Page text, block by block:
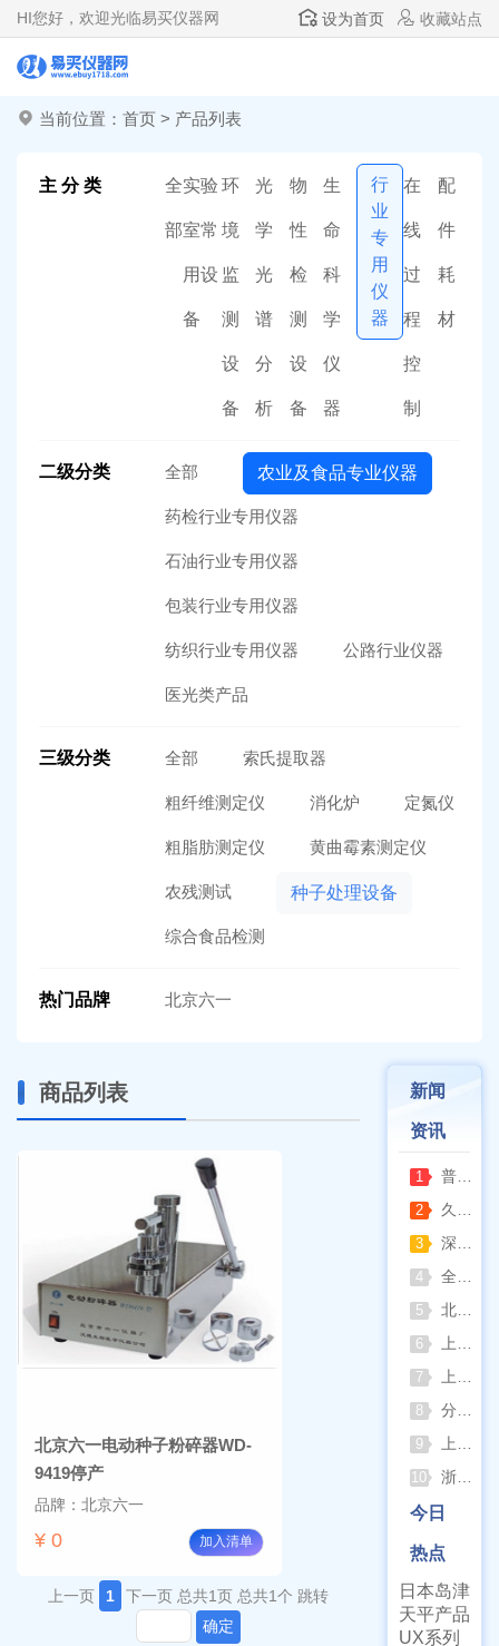
HI您好，欢迎光临易买仪器网 设为首页 收藏站点
当前位置： 首页 > 产品列表
主 分 类 全
部
实验
室常
用设
备
环
境
监
测
设
备
光
学
光
谱
分
析
物
性
检
测
设
备
生
命
科
学
仪
器
行
业
专
用
仪
器
在
线
过
程
控
制
配
件
耗
材
二级分类 全部 农业及食品专业仪器
药检行业专用仪器
石油行业专用仪器
包装行业专用仪器
纺织行业专用仪器 公路行业仪器
医光类产品
三级分类 全部 索氏提取器
粗纤维测定仪 消化炉 定氮仪
粗脂肪测定仪 黄曲霉素测定仪
农残测试 种子处理设备
综合食品检测
热门品牌 北京六一
商品列表
北京六一电动种子粉碎器WD-
9419停产
品牌：北京六一
¥ 0 加入清单
上一页 1 下一页 总共1页 总共1个 跳转
确定
新闻
资讯
1 普通烘箱和耐腐蚀烘箱区分
2 久兴医疗高压蒸汽灭菌器：制药科研灭菌的可靠之选
3 深那静音超声波清洗仪：科研洁净新标准，安静高效更安心
4 全自动凯氏定氮仪测定焦炭中氮 上海纤检助力焦化行业精准检测
5 北京六一电泳仪完整选型指南（分电泳槽 + 电源两大模块，按实验场景直接匹配）
6 上海仪电吸光光度法和荧光分析法的异同
7 上海佑科GC-7860系列网络化气相色谱仪
8 分清生物安全柜与洁净工作台 苏州安泰科普两类设备差异
9 上海申安灭菌器外排、内排与干燥功能全解析
10 浙江孚夏：打造合规可靠的实验室洁净装备
今日
热点
日本岛津
天平产品
UX系列